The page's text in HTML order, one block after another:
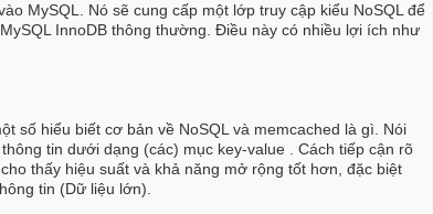
MySQL. Nó sẽ cung cấp một lớp truy cập kiểu NoSQL để
InnoDB thông thường. Điều này có nhiều lợi ích như
số hiểu biết cơ bản về NoSQL và memcached là gì. Nói
tin dưới dạng (các) mục key-value . Cách tiếp cận rõ
thấy hiệu suất và khả năng mở rộng tốt hơn, đặc biệt
tin (Dữ liệu lớn).